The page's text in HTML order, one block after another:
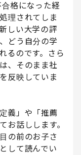
格になった経
理されてしま
しい大学の評
どう自分の学
るのです。さら
、そのまま社
反映していま
義」や「推薦
お話しします。
の前のお子さ
して読んでい